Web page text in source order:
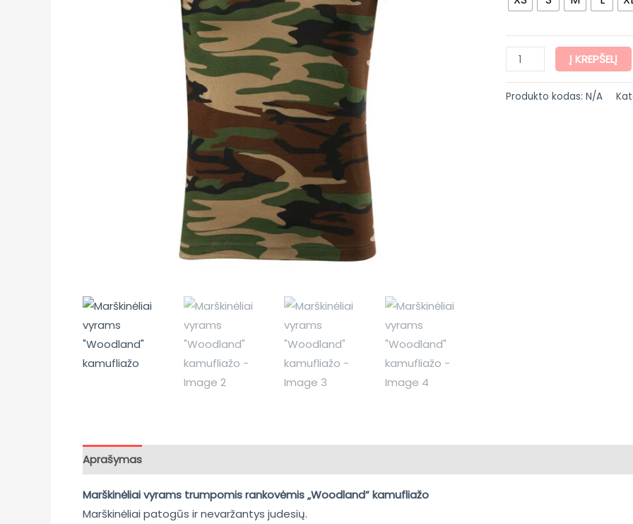
Į KREPŠELĮ
Produkto kodas:N/A
Aprašymas
Marškinėliai vyrams trumpomis rankovėmis „Woodland” kamufliažo
Marškinėliai patogūs ir nevaržantys judesių.